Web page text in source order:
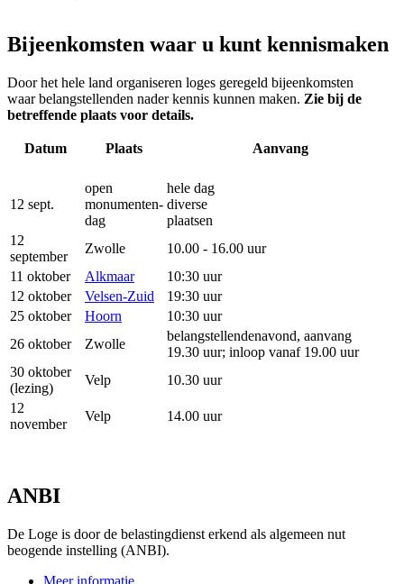
Bijeenkomsten waar u kunt kennismaken
Door het hele land organiseren loges geregeld bijeenkomsten
waar belangstellenden nader kennis kunnen maken. Zie bij de
betreffende plaats voor details.
Datum Plaats Aanvang
12 sept.
open
monumenten-
dag
hele dag
diverse
plaatsen
12
september
Zwolle
10.00 - 16.00 uur
11 oktober
Alkmaar
10:30 uur
12 oktober
Velsen-Zuid
19:30 uur
25 oktober
Hoorn
10:30 uur
26 oktober
Zwolle
belangstellendenavond, aanvang
19.30 uur; inloop vanaf 19.00 uur
30 oktober
(lezing)
Velp
10.30 uur
12
november
Velp 14.00 uur
ANBI
De Loge is door de belastingdienst erkend als algemeen nut
beogende instelling (ANBI).
Meer informatie